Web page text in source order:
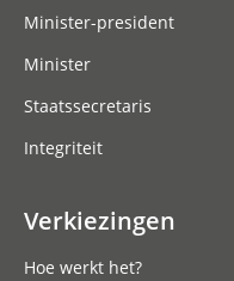
Minister-president
Minister
Staatssecretaris
Integriteit
Verkiezingen
Hoe werkt het?